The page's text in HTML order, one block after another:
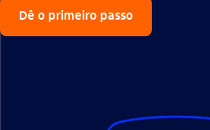
Dê o primeiro passo